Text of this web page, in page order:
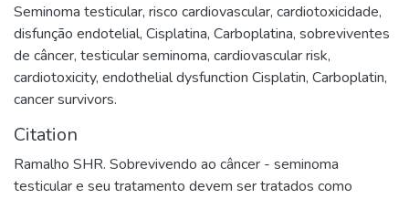
Seminoma testicular, risco cardiovascular, cardiotoxicidade,
disfunção endotelial, Cisplatina, Carboplatina, sobreviventes
de câncer, testicular seminoma, cardiovascular risk,
cardiotoxicity, endothelial dysfunction Cisplatin, Carboplatin,
cancer survivors.
Citation
Ramalho SHR. Sobrevivendo ao câncer - seminoma
testicular e seu tratamento devem ser tratados como